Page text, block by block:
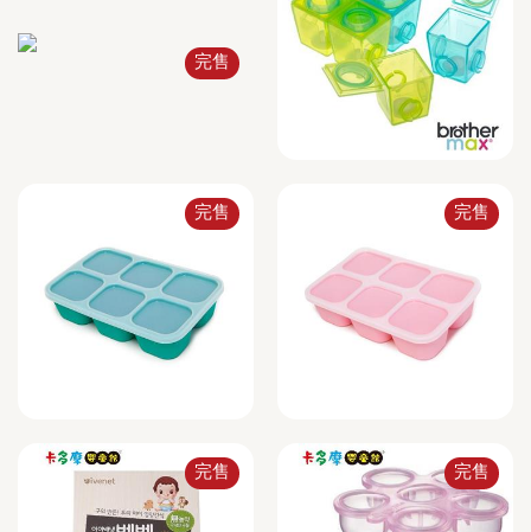
完售 完售
完售 完售